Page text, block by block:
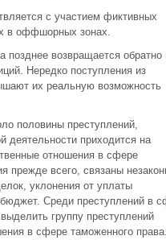
с участием фиктивных
в оффшорных зонах.
позднее возвращается обратно
Нередко поступления из
их реальную возможность
половины преступлений,
деятельности приходится на
отношения в сфере
прежде всего, связаны
уклонения от уплаты
Среди преступлений в
группу преступлений
в сфере таможенного